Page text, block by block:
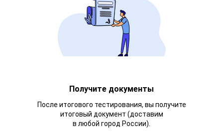
Получите документы
После итогового тестирования, вы получите
итоговый документ (доставим
в любой город России).